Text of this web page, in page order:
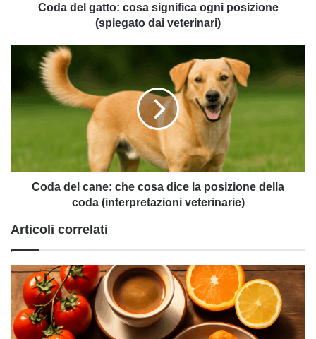
veterinari)Coda del gatto: cosa significa ogni posizione
(spiegato dai veterinari)
che
della
Coda del cane: che cosa dice la posizione della
coda (interpretazioni veterinarie)
Articoli correlati